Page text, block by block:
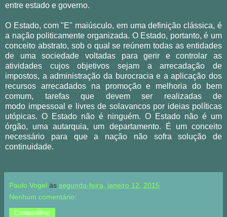
entre estado e governo.
O Estado, com "E" maiúsculo, em uma definição clássica, é
a nação politicamente organizada. O Estado, portanto, é um
conceito abstrato, sob o qual se reúnem todas as entidades
de uma sociedade voltadas para gerir e controlar as
atividades cujos objetivos sejam a arrecadação de
impostos, a administração da burocracia e a aplicação dos
recursos arrecadados na promoção e melhoria do bem
comum, tarefas que devem ser realizadas de
modo impessoal e livres de solavancos por ideias políticas
utópicas. O Estado não é ninguém. O Estado não é um
órgão, uma autarquia, um departamento. É um conceito
necessário para que a nação não sofra solução de
continuidade.
Paulo Vogel às segunda-feira, janeiro 12, 2015
Nenhum comentário:
Compartilhar